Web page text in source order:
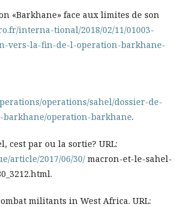
«Barkhane» face aux limites de son
interna-tional/2018/02/11/01003-
vers-la-fin-de-l-operation-barkhane-
operations/sahel/dossier-de-
operation-barkhane.
cest par ou la sortie? URL:
article/2017/06/30/ macron-et-le-sahel-
militants in West Africa. URL: